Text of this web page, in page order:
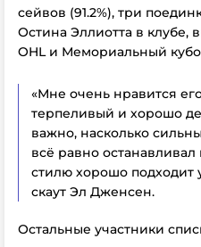
сейвов (91.2%), три
Остина Эллиотта в
OHL и Мемориальный
«Мне очень нравится
терпеливый и хорошо
важно, насколько
всё равно
стилю хорошо подходит
скаут Эл Дженсен.
Остальные участники